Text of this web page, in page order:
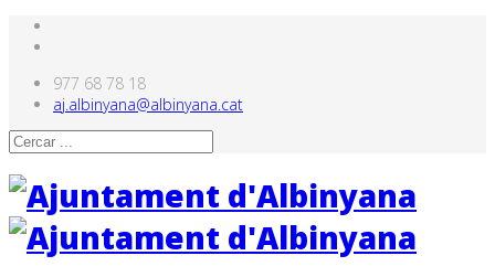
977 68 78 18
aj.albinyana@albinyana.cat